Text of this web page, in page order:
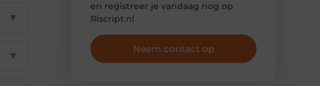
▼
▼
en registreer je vandaag nog op
Riscript.nl
Neem contact op